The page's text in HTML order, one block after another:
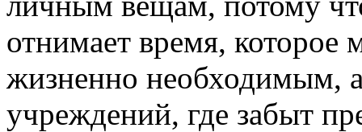
отнимает время, которое
жизненно необходимым, а
учреждений, где забыт